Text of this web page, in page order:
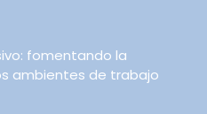
fomentando la
ambientes de trabajo